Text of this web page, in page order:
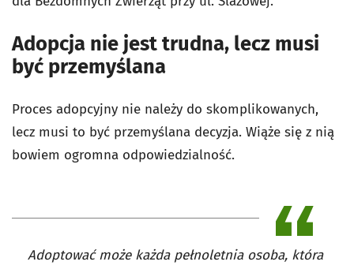
Adopcja nie jest trudna, lecz musi
być przemyślana
Proces adopcyjny nie należy do skomplikowanych,
lecz musi to być przemyślana decyzja. Wiąże się z nią
bowiem ogromna odpowiedzialność.
Adoptować może każda pełnoletnia osoba, która